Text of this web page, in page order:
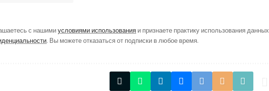
с нашимиусловиями использования и признаете практику использования данных
. Вы можете отказаться от подписки в любое время.